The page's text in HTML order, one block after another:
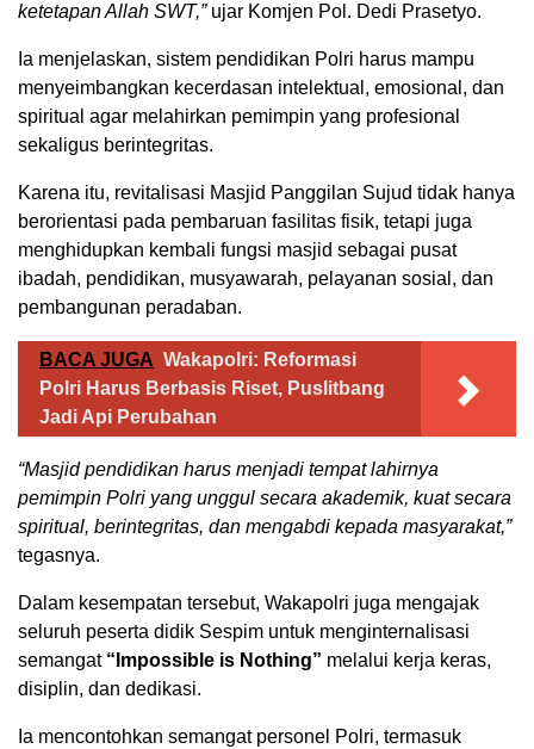
ketetapan Allah SWT,”ujar Komjen Pol. Dedi Prasetyo.
Ia menjelaskan, sistem pendidikan Polri harus mampu
menyeimbangkan kecerdasan intelektual, emosional, dan
spiritual agar melahirkan pemimpin yang profesional
sekaligus berintegritas.
Karena itu, revitalisasi Masjid Panggilan Sujud tidak hanya
berorientasi pada pembaruan fasilitas fisik, tetapi juga
menghidupkan kembali fungsi masjid sebagai pusat
ibadah, pendidikan, musyawarah, pelayanan sosial, dan
pembangunan peradaban.
BACA JUGA Wakapolri: Reformasi
Polri Harus Berbasis Riset, Puslitbang
Jadi Api Perubahan
“Masjid pendidikan harus menjadi tempat lahirnya
pemimpin Polri yang unggul secara akademik, kuat secara
spiritual, berintegritas, dan mengabdi kepada masyarakat,”
tegasnya.
Dalam kesempatan tersebut, Wakapolri juga mengajak
seluruh peserta didik Sespim untuk menginternalisasi
semangat “Impossible is Nothing” melalui kerja keras,
disiplin, dan dedikasi.
Ia mencontohkan semangat personel Polri, termasuk